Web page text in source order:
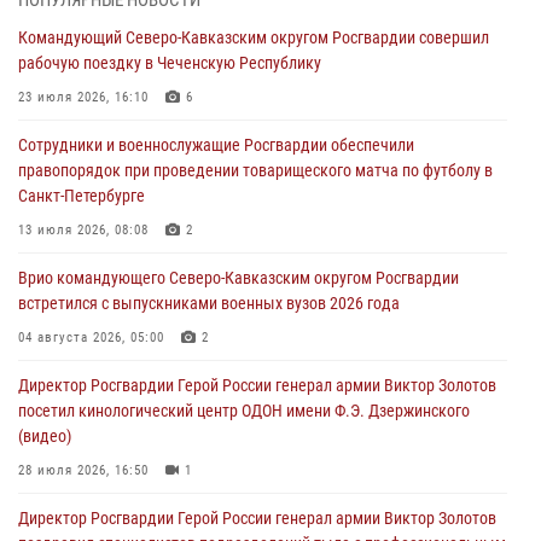
В Ульяновске росгвардейцы присоединились к донорской акции
(видео)
Росгвардейцы провели занятие по стрелковой подготовке для
воспитанников Центра детского, юношеского туризма и
краеведения Луганской Народной Республики
В регионах Урала бойцам Росгвардии в зону СВО передали свежие
тиражи газет
Командующий Северо-Кавказским округом Росгвардии совершил
рабочую поездку в Чеченскую Республику
23 июля 2026, 16:10 6
Сотрудники и военнослужащие Росгвардии обеспечили
правопорядок при проведении товарищеского матча по футболу в
Санкт-Петербурге
13 июля 2026, 08:08 2
Врио командующего Северо-Кавказским округом Росгвардии
встретился с выпускниками военных вузов 2026 года
04 августа 2026, 05:00 2
Директор Росгвардии Герой России генерал армии Виктор Золотов
посетил кинологический центр ОДОН имени Ф.Э. Дзержинского
(видео)
28 июля 2026, 16:50 1
Директор Росгвардии Герой России генерал армии Виктор Золотов